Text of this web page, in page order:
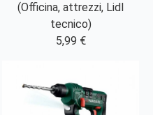
(Officina, attrezzi, Lidl
tecnico)
5,99 €